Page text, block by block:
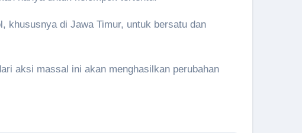
khususnya di Jawa Timur, untuk bersatu dan
aksi massal ini akan menghasilkan perubahan